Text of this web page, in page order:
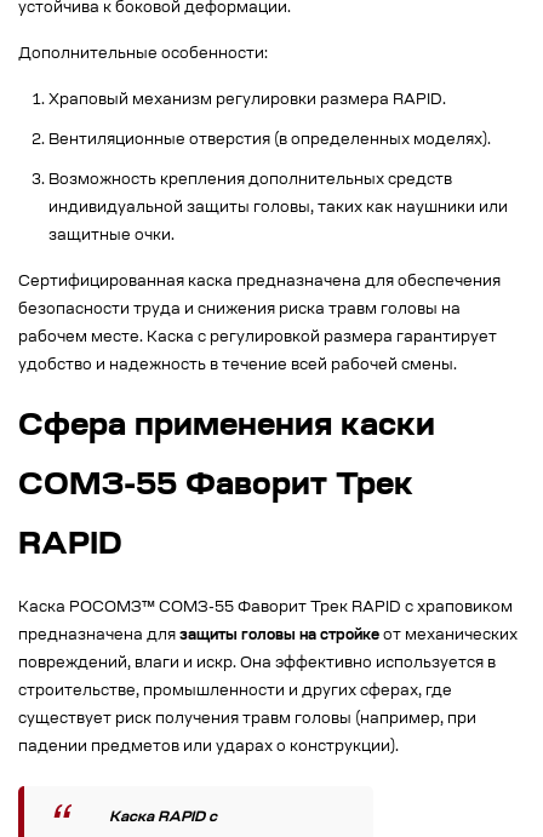
устойчива к боковой деформации.
Дополнительные особенности:
Храповый механизм регулировки размера RAPID.
Вентиляционные отверстия (в определенных моделях).
Возможность крепления дополнительных средств
индивидуальной защиты головы, таких как наушники или
защитные очки.
Сертифицированная каска предназначена для обеспечения
безопасности труда и снижения риска травм головы на
рабочем месте. Каска с регулировкой размера гарантирует
удобство и надежность в течение всей рабочей смены.
Сфера применения каски
СОМЗ-55 Фаворит Трек
RAPID
Каска РОСОМЗ™ СОМЗ-55 Фаворит Трек RAPID с храповиком
предназначена для защиты головы на стройке от механических
повреждений, влаги и искр. Она эффективно используется в
строительстве, промышленности и других сферах, где
существует риск получения травм головы (например, при
падении предметов или ударах о конструкции).
Каска RAPID с